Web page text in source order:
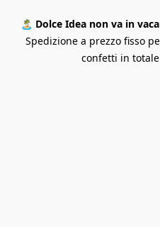
🏝️ Dolce Idea non va in
Spedizione a prezzo fisso
confetti in